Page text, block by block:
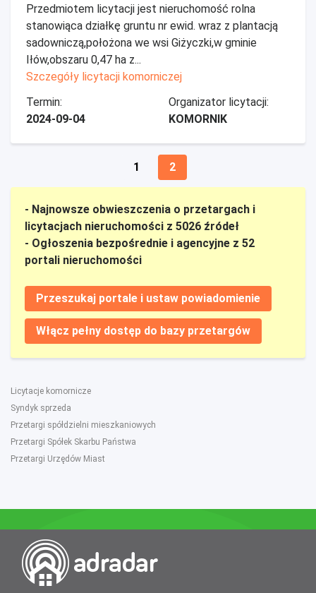
Przedmiotem licytacji jest nieruchomość rolna
stanowiąca działkę gruntu nr ewid. wraz z plantacją
sadowniczą,położona we wsi Giżyczki,w gminie
Iłów,obszaru 0,47 ha z...
Szczegóły licytacji komorniczej
Termin:
2024-09-04
Organizator licytacji:
KOMORNIK
1 2
- Najnowsze obwieszczenia o przetargach i
licytacjach nieruchomości z 5026 źródeł
- Ogłoszenia bezpośrednie i agencyjne z 52
portali nieruchomości
Przeszukaj portale i ustaw powiadomienie
Włącz pełny dostęp do bazy przetargów
Licytacje komornicze
Syndyk sprzeda
Przetargi spółdzielni mieszkaniowych
Przetargi Spółek Skarbu Państwa
Przetargi Urzędów Miast